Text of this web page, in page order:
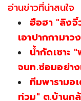
อ่านข่าวที่น่าสนใจ
ฮือฮา "ลิง
เอาปากกามา
น้ำกัดเซาะ
จนท.ซ่อมอย่า
ทีมพาราม
ท่วม" ต.บ้านก